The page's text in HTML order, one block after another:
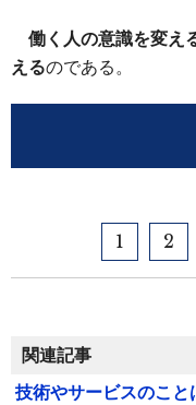
働く人の意識を変え
えるのである。
1 2
関連記事
技術やサービスのこ